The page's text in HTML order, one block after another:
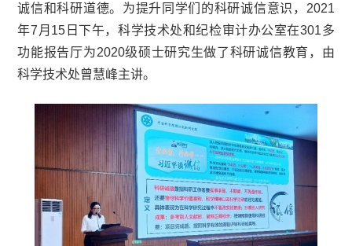
诚信和科研道德。为提升同学们的科研诚信意识，2021
年7月15 日下午，科学技术处和纪检审计办公室在301多
功能报告厅为2020级硕士研究生做了科研诚信教育，由
科学技术处曾慧峰主讲。